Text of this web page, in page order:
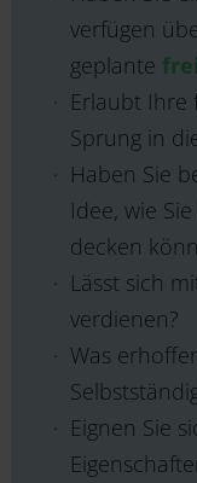
verfügen
geplante
Erlaubt Ihre
Sprung in
Haben Sie
Idee, wie
decken
Lässt sich
verdienen?
Was
Eignen Sie